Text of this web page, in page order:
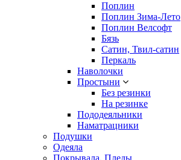
Поплин
Поплин Зима-Лето
Поплин Велсофт
Бязь
Сатин, Твил-сатин
Перкаль
Наволочки
Простыни
Без резинки
На резинке
Пододеяльники
Наматрацники
Подушки
Одеяла
Покрывала, Пледы